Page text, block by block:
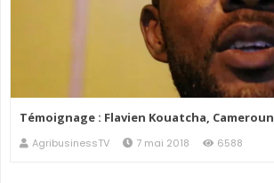
Témoignage : Flavien Kouatcha, Cameroun
AgribusinessTV 7 mai 2018 6588